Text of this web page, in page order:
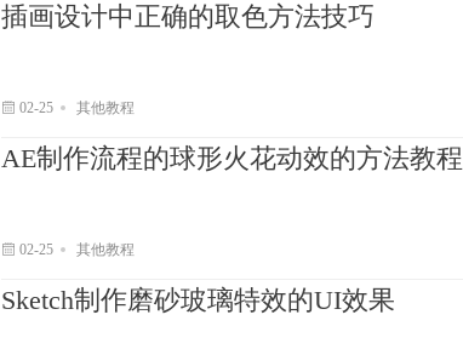
插画设计中正确的取色方法技巧
02-25 其他教程
AE制作流程的球形火花动效的方法教程
02-25 其他教程
Sketch制作磨砂玻璃特效的UI效果